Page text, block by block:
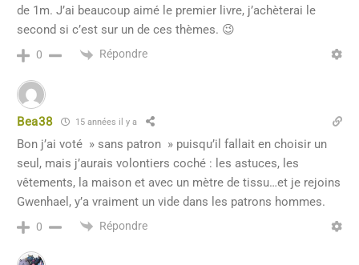
de 1m. J’ai beaucoup aimé le premier livre, j’achèterai le
second si c’est sur un de ces thèmes. 😉
0 Répondre
Bea38 15 années il y a
Bon j’ai voté » sans patron » puisqu’il fallait en choisir un
seul, mais j’aurais volontiers coché : les astuces, les
vêtements, la maison et avec un mètre de tissu…et je rejoins
Gwenhael, y’a vraiment un vide dans les patrons hommes.
0 Répondre